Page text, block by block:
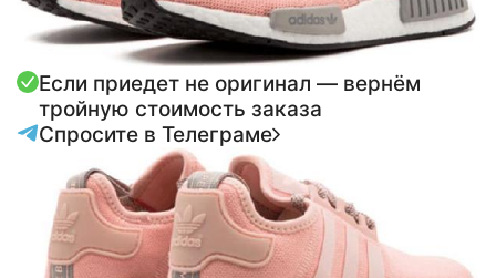
Если приедет не оригинал — вернём
тройную стоимость заказа
Спросите в Телеграме